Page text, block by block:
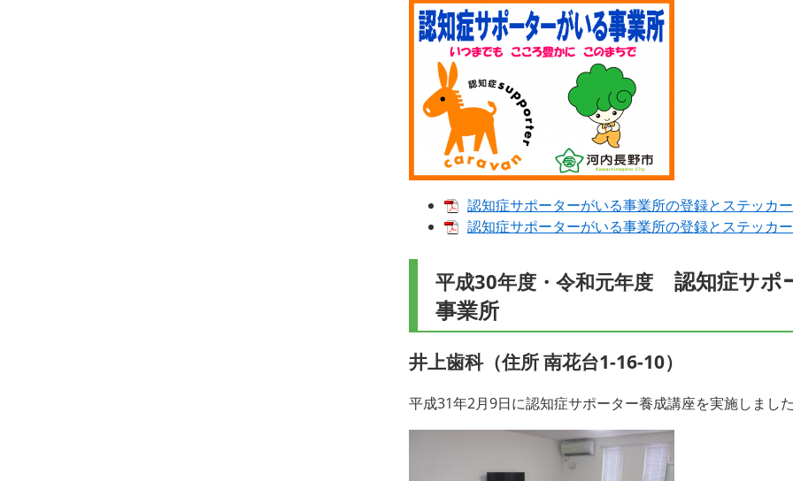
認知症サポーターがいる事業所の登録とステッカ
認知症サポーターがいる事業所の登録とステッカ
平成30年度・令和元年度 認知症サポ
事業所
井上歯科（住所 南花台1-16-10）
平成31年2月9日に認知症サポーター養成講座を実施しまし